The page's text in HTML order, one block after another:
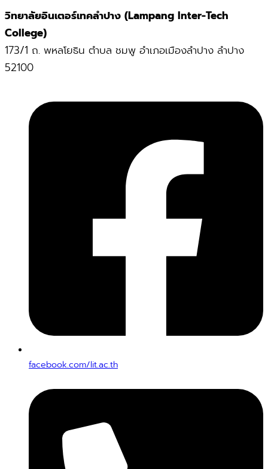
วิทยาลัยอินเตอร์เทคลำปาง (Lampang Inter-Tech
College)
173/1 ถ. พหลโยธิน ตำบล ชมพู อำเภอเมืองลำปาง ลำปาง
52100
facebook.com/lit.ac.th